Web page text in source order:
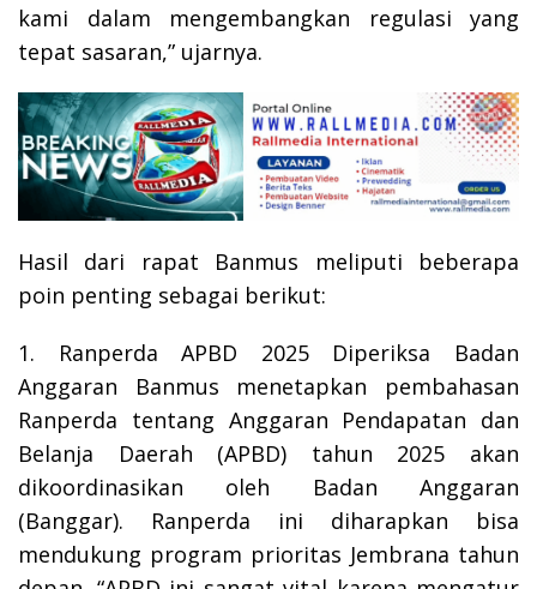
kami dalam mengembangkan regulasi yang
tepat sasaran,” ujarnya.
Hasil dari rapat Banmus meliputi beberapa
poin penting sebagai berikut:
1. Ranperda APBD 2025 Diperiksa Badan
Anggaran Banmus menetapkan pembahasan
Ranperda tentang Anggaran Pendapatan dan
Belanja Daerah (APBD) tahun 2025 akan
dikoordinasikan oleh Badan Anggaran
(Banggar). Ranperda ini diharapkan bisa
mendukung program prioritas Jembrana tahun